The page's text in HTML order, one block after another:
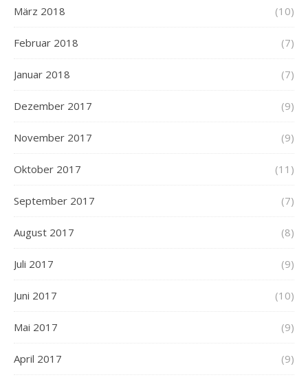
März 2018 (10)
Februar 2018 (7)
Januar 2018 (7)
Dezember 2017 (9)
November 2017 (9)
Oktober 2017 (11)
September 2017 (7)
August 2017 (8)
Juli 2017 (9)
Juni 2017 (10)
Mai 2017 (9)
April 2017 (9)